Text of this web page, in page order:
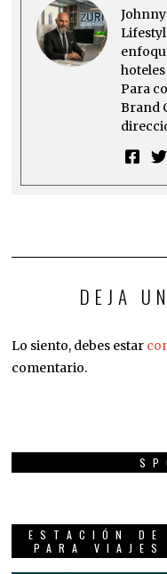
Para
Brand
DEJA
Lo siento, debes estar
comentario.
ESTACIÓN
PARA VIAJES